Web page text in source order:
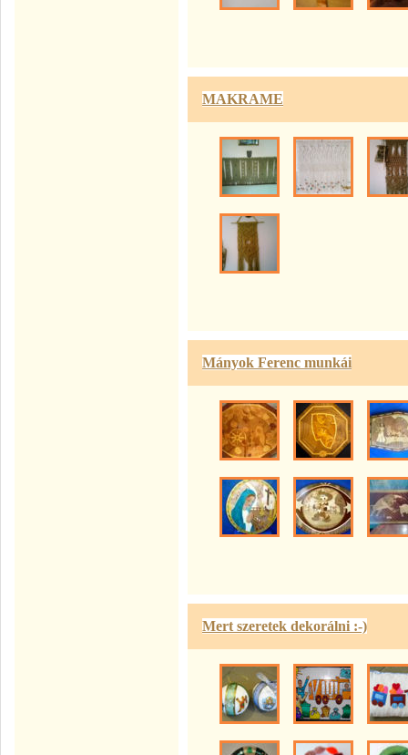
MAKRAME
Mányok Ferenc munkái
Mert szeretek dekorálni :-)